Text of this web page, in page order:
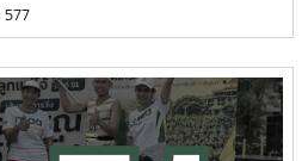
ปราศจากโรคภัยไข้เจ็บ และเจริญ
577